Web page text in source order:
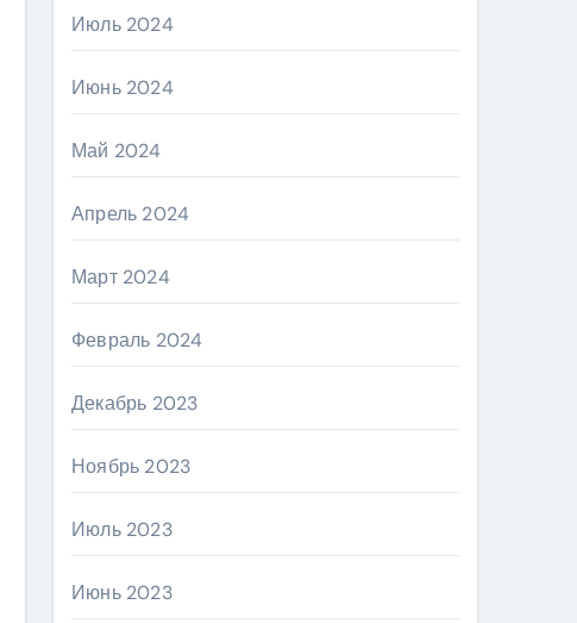
Июль 2024
Июнь 2024
Май 2024
Апрель 2024
Март 2024
Февраль 2024
Декабрь 2023
Ноябрь 2023
Июль 2023
Июнь 2023